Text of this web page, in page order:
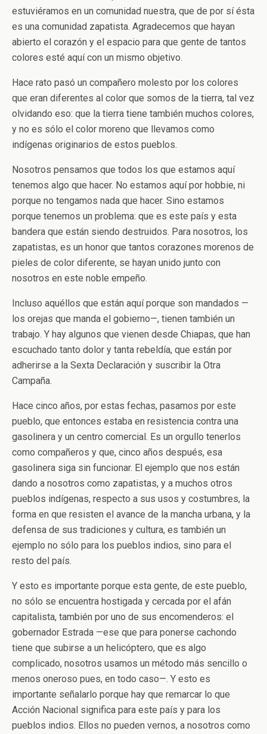
estuviéramos en un comunidad nuestra, que de por sí ésta
es una comunidad zapatista. Agradecemos que hayan
abierto el corazón y el espacio para que gente de tantos
colores esté aquí con un mismo objetivo.
Hace rato pasó un compañero molesto por los colores
que eran diferentes al color que somos de la tierra, tal vez
olvidando eso: que la tierra tiene también muchos colores,
y no es sólo el color moreno que llevamos como
indígenas originarios de estos pueblos.
Nosotros pensamos que todos los que estamos aquí
tenemos algo que hacer. No estamos aquí por hobbie, ni
porque no tengamos nada que hacer. Sino estamos
porque tenemos un problema: que es este país y esta
bandera que están siendo destruidos. Para nosotros, los
zapatistas, es un honor que tantos corazones morenos de
pieles de color diferente, se hayan unido junto con
nosotros en este noble empeño.
Incluso aquéllos que están aquí porque son mandados —
los orejas que manda el gobierno—, tienen también un
trabajo. Y hay algunos que vienen desde Chiapas, que han
escuchado tanto dolor y tanta rebeldía, que están por
adherirse a la Sexta Declaración y suscribir la Otra
Campaña.
Hace cinco años, por estas fechas, pasamos por este
pueblo, que entonces estaba en resistencia contra una
gasolinera y un centro comercial. Es un orgullo tenerlos
como compañeros y que, cinco años después, esa
gasolinera siga sin funcionar. El ejemplo que nos están
dando a nosotros como zapatistas, y a muchos otros
pueblos indígenas, respecto a sus usos y costumbres, la
forma en que resisten el avance de la mancha urbana, y la
defensa de sus tradiciones y cultura, es también un
ejemplo no sólo para los pueblos indios, sino para el
resto del país.
Y esto es importante porque esta gente, de este pueblo,
no sólo se encuentra hostigada y cercada por el afán
capitalista, también por uno de sus encomenderos: el
gobernador Estrada —ese que para ponerse cachondo
tiene que subirse a un helicóptero, que es algo
complicado, nosotros usamos un método más sencillo o
menos oneroso pues, en todo caso—. Y esto es
importante señalarlo porque hay que remarcar lo que
Acción Nacional significa para este país y para los
pueblos indios. Ellos no pueden vernos, a nosotros como